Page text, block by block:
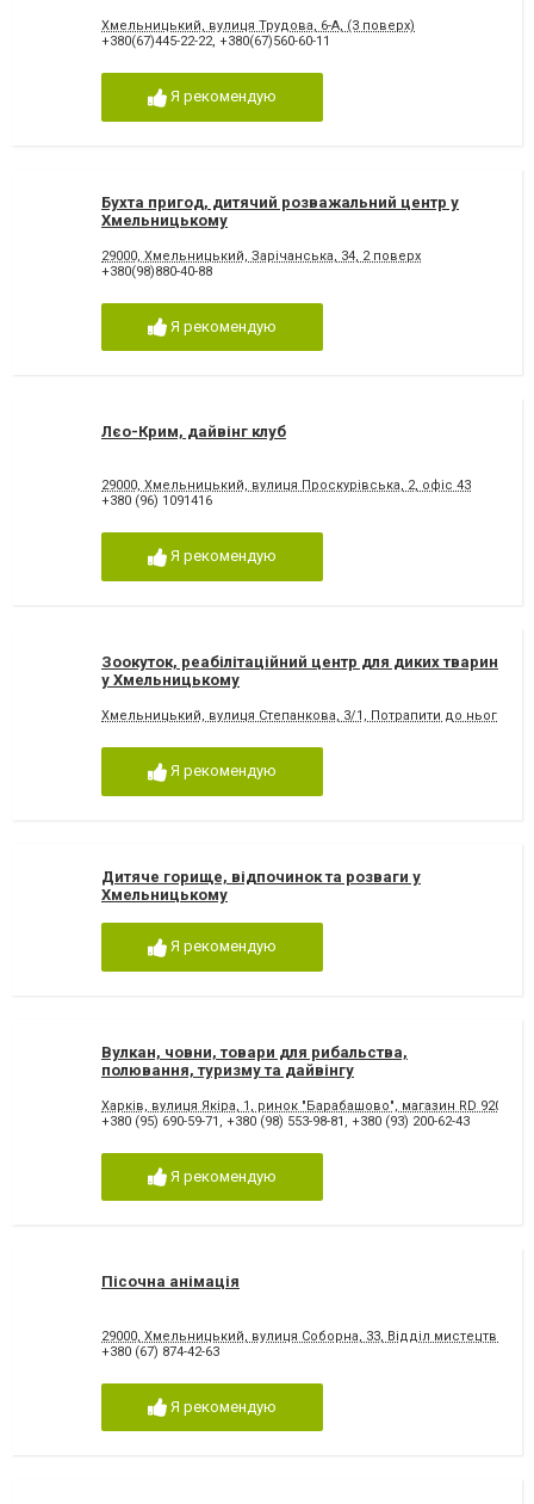
Хмельницький, вулиця Трудова, 6-А, (3 поверх)
+380(67)445-22-22, +380(67)560-60-11
Я рекомендую
Бухта пригод, дитячий розважальний центр у
Хмельницькому
29000, Хмельницький, Зарічанська, 34, 2 поверх
+380(98)880-40-88
Я рекомендую
Лєо-Крим, дайвінг клуб
29000, Хмельницький, вулиця Проскурівська, 2, офіс 43
+380 (96) 1091416
Я рекомендую
Зоокуток, реабілітаційний центр для диких тварин
у Хмельницькому
Хмельницький, вулиця Степанкова, 3/1, Потрапити до нього
Я рекомендую
Дитяче горище, відпочинок та розваги у
Хмельницькому
Я рекомендую
Вулкан, човни, товари для рибальства,
полювання, туризму та дайвінгу
Харків, вулиця Якіра, 1, ринок "Барабашово", магазин RD 920
+380 (95) 690-59-71 , +380 (98) 553-98-81 , +380 (93) 200-62-43
Я рекомендую
Пісочна анімація
29000, Хмельницький, вулиця Соборна, 33, Відділ мистецтв
+380 (67) 874-42-63
Я рекомендую